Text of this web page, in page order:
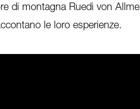
di montagna Ruedi von
le loro esperienze.